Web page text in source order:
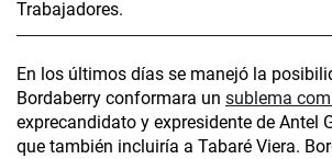
En los últimos días se manejó la
Bordaberry conformara un sublema
exprecandidato y expresidente de Antel
que también incluiría a Tabaré Viera.